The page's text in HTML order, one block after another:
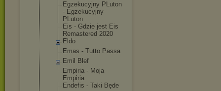
Egzekucyjny PLuton
- Egzekucyjny
PLuton
Eis - Gdzie jest Eis
Remastered 2020
Eldo
Emas - Tutto Passa
Emil Blef
Empiria - Moja
Empiria
Endefis - Taki Będe